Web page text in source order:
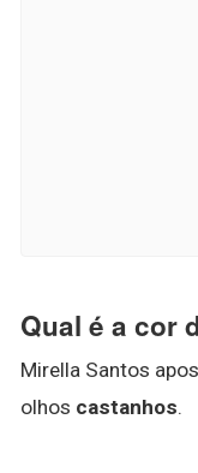
Qual é a cor
Mirella Santos
olhos castanhos.